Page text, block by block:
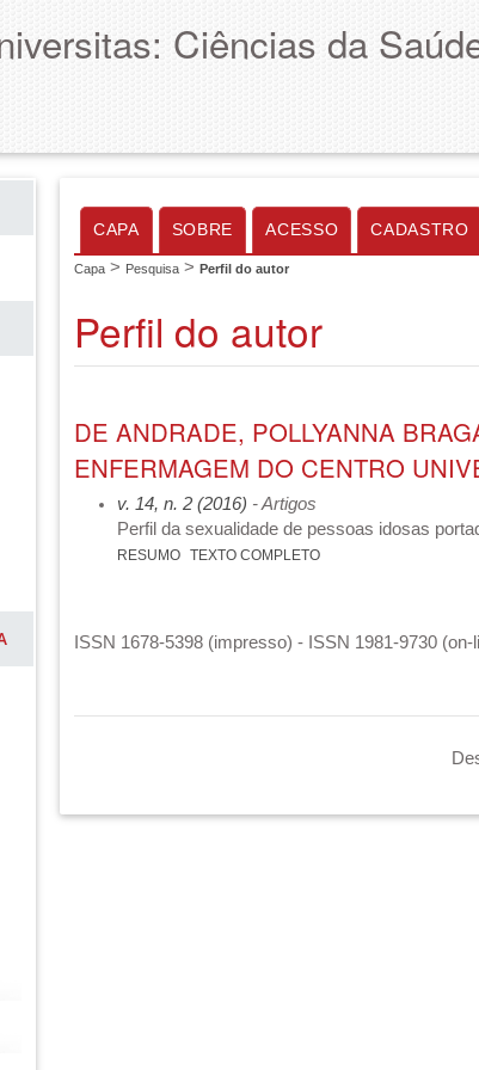
Ciências da
CAPA SOBRE ACESSO CADASTRO
Capa > Pesquisa > Perfil do autor
Perfil do autor
DE ANDRADE, POLLYANNA
ENFERMAGEM DO CENTRO
v. 14, n. 2 (2016) - Artigos
Perfil da sexualidade de pessoas idosas
RESUMO TEXTO COMPLETO
ISSN 1678-5398 (impresso) - ISSN 1981-9730